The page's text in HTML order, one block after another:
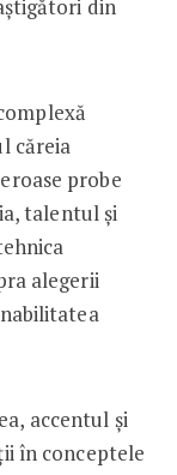
din
căreia
probe
talentul și
alegerii
accentul și
în conceptele